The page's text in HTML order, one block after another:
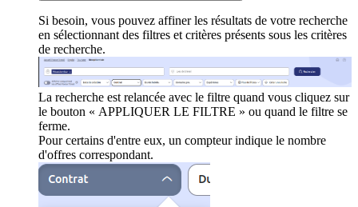
Si besoin, vous pouvez affiner les résultats de votre recherche
en sélectionnant des filtres et critères présents sous les critères
de recherche.
La recherche est relancée avec le filtre quand vous cliquez sur
le bouton « APPLIQUER LE FILTRE » ou quand le filtre se
ferme.
Pour certains d'entre eux, un compteur indique le nombre
d'offres correspondant.